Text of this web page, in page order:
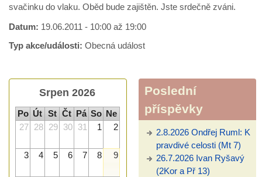
svačinku do vlaku. Oběd bude zajištěn. Jste srdečně zváni.
Datum: 19.06.2011 - 10:00 až 19:00
Typ akce/události: Obecná událost
Srpen 2026
Po Út St Čt Pá So Ne
27 28 29 30 31 1 2
3 4 5 6 7 8 9
Poslední
příspěvky
2.8.2026 Ondřej Ruml: K
pravdivé celosti (Mt 7)
26.7.2026 Ivan Ryšavý
(2Kor a Př 13)